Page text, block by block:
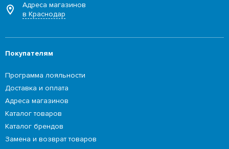
Адреса магазинов
в Краснодар
Покупателям
Программа лояльности
Доставка и оплата
Адреса магазинов
Каталог товаров
Каталог брендов
Замена и возврат товаров